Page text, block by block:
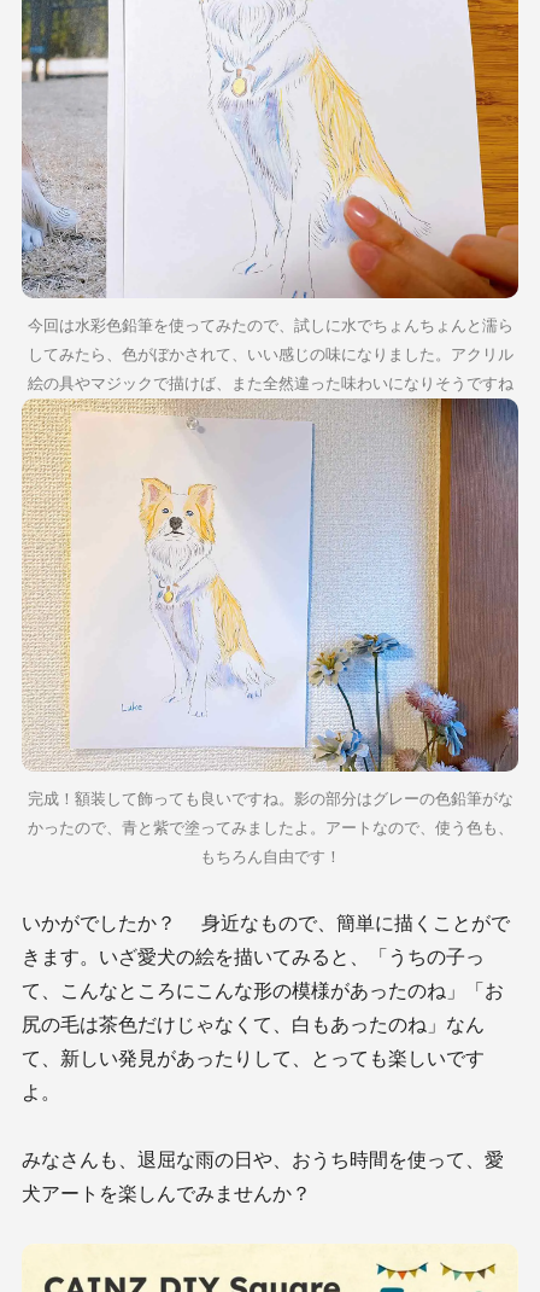
今回は水彩色鉛筆を使ってみたので、試しに水でちょんちょんと濡ら
してみたら、色がぼかされて、いい感じの味になりました。アクリル
絵の具やマジックで描けば、また全然違った味わいになりそうですね
完成！額装して飾っても良いですね。影の部分はグレーの色鉛筆がな
かったので、青と紫で塗ってみましたよ。アートなので、使う色も、
もちろん自由です！
いかがでしたか？ 身近なもので、簡単に描くことがで
きます。いざ愛犬の絵を描いてみると、「うちの子っ
て、こんなところにこんな形の模様があったのね」「お
尻の毛は茶色だけじゃなくて、白もあったのね」なん
て、新しい発見があったりして、とっても楽しいです
よ。
みなさんも、退屈な雨の日や、おうち時間を使って、愛
犬アートを楽しんでみませんか？